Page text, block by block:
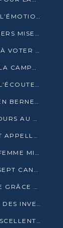
FIRMIN AYESSA INHUMÉ À ONDZA DANS L’ÉMOTION ET LE RECUEILLEMENT
BASSIN DU CONGO : LES ÉTATS FORESTIERS MISENT SUR LES MARCHÉS CARBONE
LES SAGES DE MOUYONDZI APPELLENT À VOTER DENIS SASSOU-NGUESSO
LE CLUB 2002-PUR SE MOBILISE POUR LA CAMPAGNE
JOSEPH KIGNOUMBI KIA MBOUNGOU À L’ÉCOUTE DE TALANGAÏ
DÉCÈS DE FIRMIN AYESSA : DRAPEAUX EN BERNE LUNDI
PR. AIMÉ CHRISTIAN KAYATH : UN PARCOURS AU SERVICE DE LA RECHERCHE ET DE L’INNOVATION
L’OMS SALUE LA RIPOSTE DU CONGO ET APPELLE À DES RÉFORMES DURABLES
HOMMAGES OFFICIELS À LA PREMIÈRE FEMME MINISTRE DU CONGO
LA COUR CONSTITUTIONNELLE VALIDE SEPT CANDIDATURES POUR LA PRÉSIDENTIELLE
CONNECTIVITÉ LE CONGO SE RENFORCE GRÂCE AU CÂBLE 2AFRICA
SÉNAT : PIERRE NGOLO ÉCHANGE AVEC DES INVESTISSEURS DU NUMÉRIQUE
SANTÉ : LA FONDATION SNPC ET L’OMS SCELLENT UN PARTENARIAT STRATÉGIQUE DE TROIS ANS